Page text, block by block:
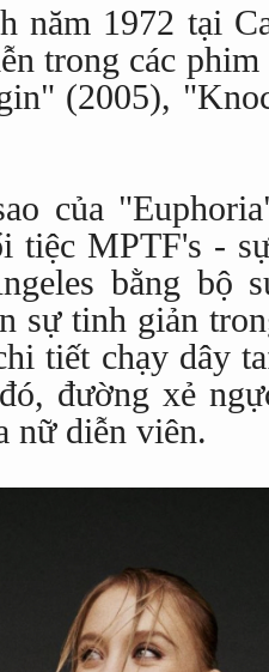
năm 1972 tại
trong các
(2005),
của
tiệc MPTF's -
bằng bộ
sự tinh giản
tiết chạy dây
đường xẻ
nữ diễn viên.